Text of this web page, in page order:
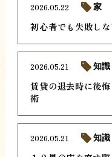
初心者でも失敗し
2026.05.22 家
賃貸の退去時に後
術
2026.05.21 知識
2026.05.21 知識